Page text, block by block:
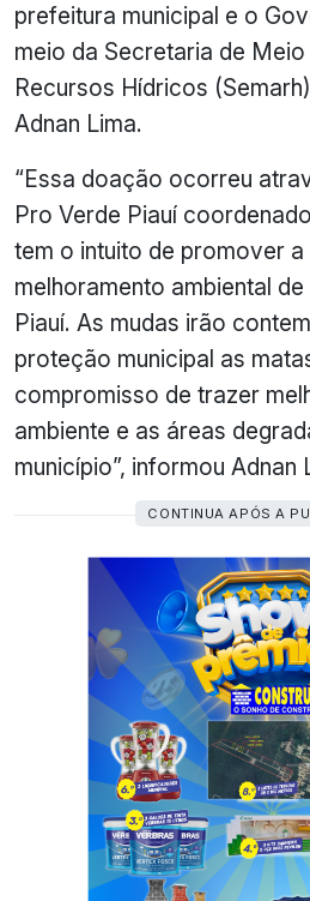
prefeitura municipal e o
meio da Secretaria de Meio
Recursos Hídricos
Adnan Lima.
“Essa doação ocorreu
Pro Verde Piauí
tem o intuito de promover
melhoramento ambiental
Piauí. As mudas irão
proteção municipal as
compromisso de trazer
ambiente e as áreas
município”, informou Adnan
CONTINUA APÓS A